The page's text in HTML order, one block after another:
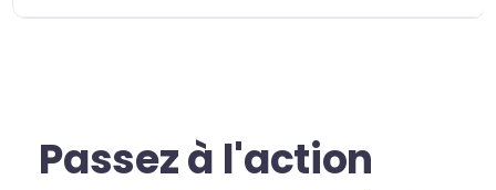
Passez à l'action